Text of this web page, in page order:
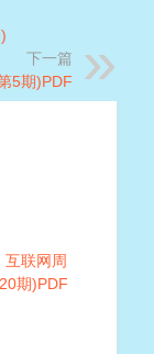
下一篇
5期)PDF
互联网周
期)PDF